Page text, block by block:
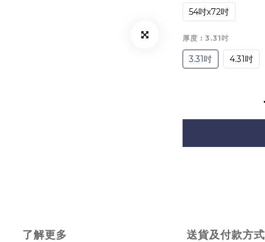
54吋x72吋
厚度 : 3.31吋
3.31吋 4.31吋
了解更多 送貨及付款方式